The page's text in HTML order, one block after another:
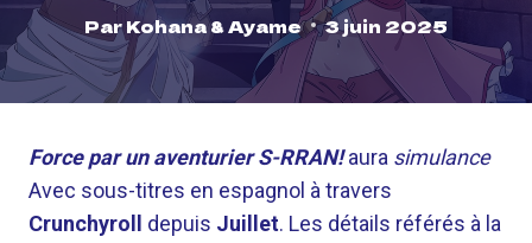
ParKohana & Ayame 3 juin 2025
Force par un aventurier S-RRAN!aura simulance
Avec sous-titres en espagnol à travers
Crunchyroll
depuis Juillet. Les détails référés à la